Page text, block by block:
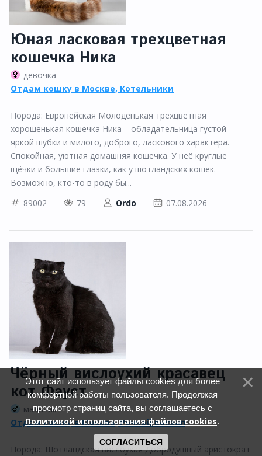
Юная ласковая трехцветная
кошечка Ника
девочка
Отдам кошку в Москве, Котельники
Порода: Европейская Молоденькая трёхцветная
хорошенькая кошечка Ника – обладательница густой
яркой шубки и милого, доброго, ласкового характера.
Спокойная, уютная домашняя кошечка. У неё круглые
щёчки и большие глазки, как у шотландских кошек.
Возможно, кто-то в роду бы...
89002
79 Ordo 07.08.2026
Чёрный вислоухий красавец
кот Фауст
мальчик
Отдам кошку в Москве, Речной вокзал
Порода: Шотландская вислоухая Добродушный аристократ
Этот сайт использует файлы cookies для более
комфортной работы пользователя. Продолжая
просмотр страниц сайта, вы соглашаетесь с
Политикой использования файлов cookies.
СОГЛАСИТЬСЯ